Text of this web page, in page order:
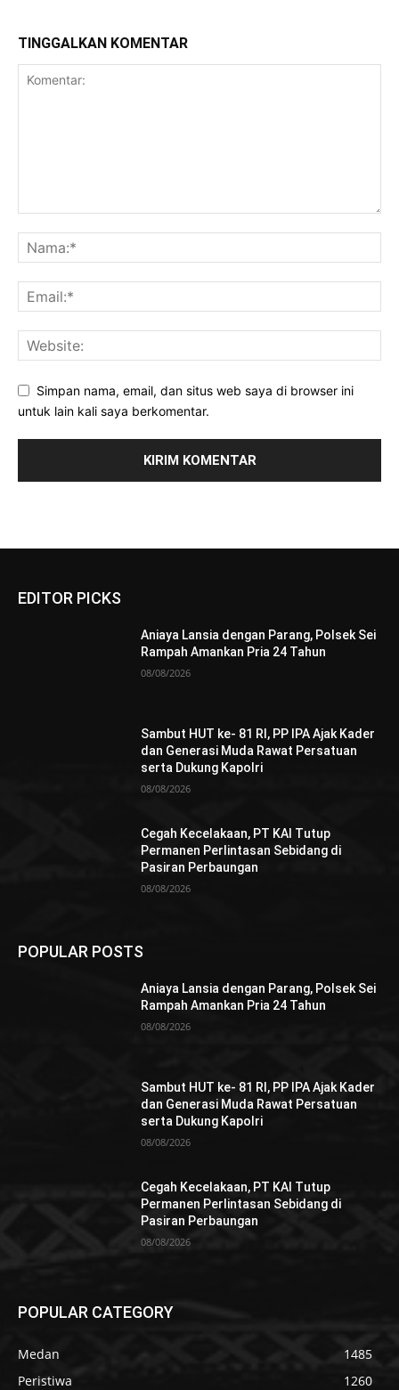
TINGGALKAN KOMENTAR
Simpan nama, email, dan situs web saya di browser ini
untuk lain kali saya berkomentar.
EDITOR PICKS
Aniaya Lansia dengan Parang, Polsek Sei
Rampah Amankan Pria 24 Tahun
08/08/2026
Sambut HUT ke- 81 RI, PP IPA Ajak Kader
dan Generasi Muda Rawat Persatuan
serta Dukung Kapolri
08/08/2026
Cegah Kecelakaan, PT KAI Tutup
Permanen Perlintasan Sebidang di
Pasiran Perbaungan
08/08/2026
POPULAR POSTS
Aniaya Lansia dengan Parang, Polsek Sei
Rampah Amankan Pria 24 Tahun
08/08/2026
Sambut HUT ke- 81 RI, PP IPA Ajak Kader
dan Generasi Muda Rawat Persatuan
serta Dukung Kapolri
08/08/2026
Cegah Kecelakaan, PT KAI Tutup
Permanen Perlintasan Sebidang di
Pasiran Perbaungan
08/08/2026
POPULAR CATEGORY
Medan
1485
Peristiwa
1260